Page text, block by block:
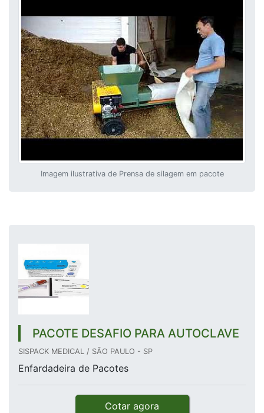
Imagem ilustrativa de Prensa de silagem em pacote
PACOTE DESAFIO PARA AUTOCLAVE
SISPACK MEDICAL / SÃO PAULO - SP
Enfardadeira de Pacotes
Cotar agora